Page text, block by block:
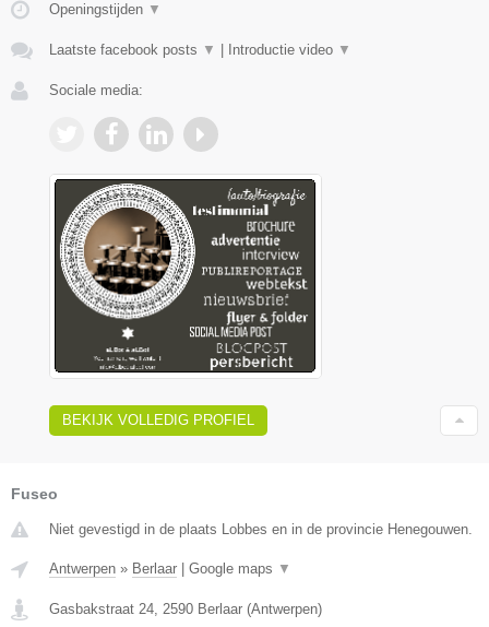
Openingstijden ▼
Laatste facebook posts ▼ Introductie video ▼
Sociale media:
BEKIJK VOLLEDIG PROFIEL
Fuseo
Niet gevestigd in de plaats Lobbes en in de provincie Henegouwen.
Antwerpen » Berlaar Google maps ▼
Gasbakstraat 24 2590 Berlaar (Antwerpen)